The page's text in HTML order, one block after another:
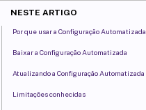
NESTE ARTIGO
Por que usar a Configuração Automatizada
Baixar a Configuração Automatizada
Atualizando a Configuração Automatizada
Limitações conhecidas